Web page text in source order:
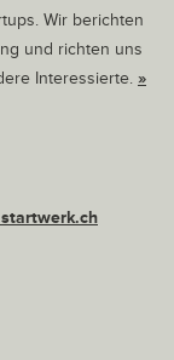
Wir berichten
und richten uns
Interessierte. »